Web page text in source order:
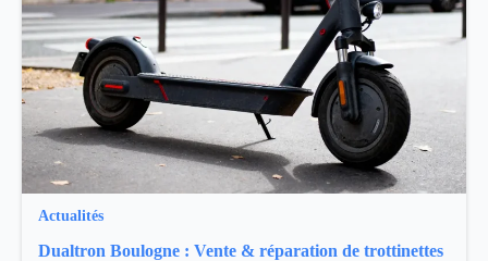
Actualités
Dualtron Boulogne : Vente & réparation de trottinettes